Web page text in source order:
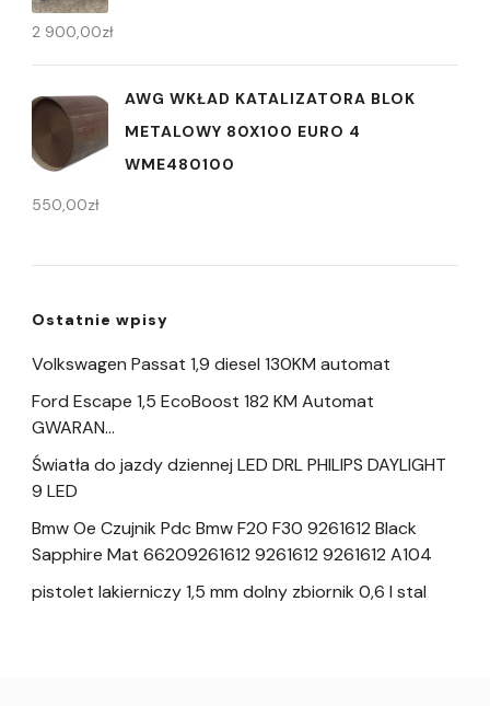
2 900,00zł
AWG WKŁAD KATALIZATORA BLOK
METALOWY 80X100 EURO 4
WME480100
550,00zł
Ostatnie wpisy
Volkswagen Passat 1,9 diesel 130KM automat
Ford Escape 1,5 EcoBoost 182 KM Automat
GWARAN…
Światła do jazdy dziennej LED DRL PHILIPS DAYLIGHT
9 LED
Bmw Oe Czujnik Pdc Bmw F20 F30 9261612 Black
Sapphire Mat 66209261612 9261612 9261612 A104
pistolet lakierniczy 1,5 mm dolny zbiornik 0,6 l stal